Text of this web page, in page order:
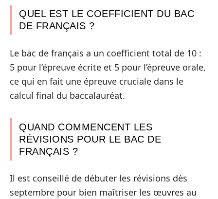
QUEL EST LE COEFFICIENT DU BAC
DE FRANÇAIS ?
Le bac de français a un coefficient total de 10 :
5 pour l’épreuve écrite et 5 pour l’épreuve orale,
ce qui en fait une épreuve cruciale dans le
calcul final du baccalauréat.
QUAND COMMENCENT LES
RÉVISIONS POUR LE BAC DE
FRANÇAIS ?
Il est conseillé de débuter les révisions dès
septembre pour bien maîtriser les œuvres au